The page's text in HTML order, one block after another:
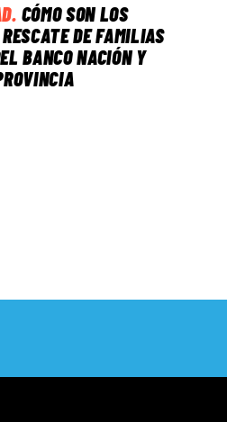
. CÓMO SON LOS
DE FAMILIAS
BANCO NACIÓN Y